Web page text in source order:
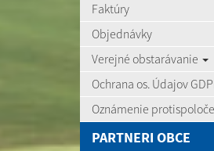
Faktúry
Objednávky
Verejné obstarávanie
Ochrana os. Údajov
Oznámenie
PARTNERI OBCE